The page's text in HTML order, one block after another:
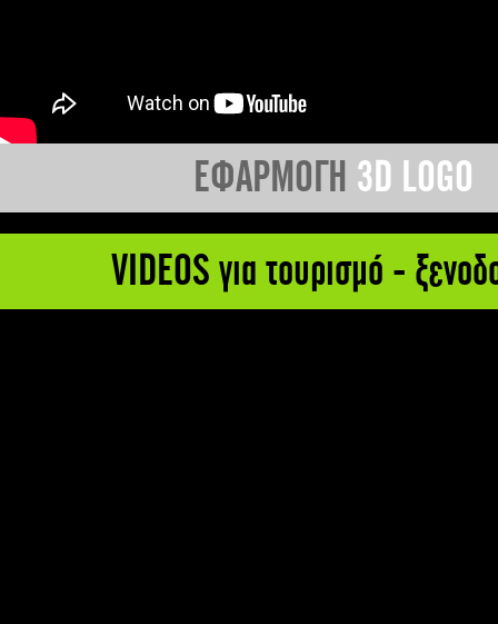
ΕΦΑΡΜΟΓΗ 3D LOGO
VIDEOS για τουρισμό -